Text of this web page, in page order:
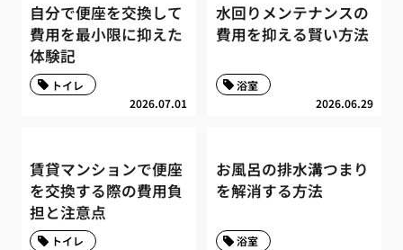
自分で便座を交換して
費用を最小限に抑えた
体験記
2026.07.01
トイレ
水回りメンテナンスの
費用を抑える賢い方法
2026.06.29
浴室
賃貸マンションで便座
を交換する際の費用負
担と注意点
トイレ
お風呂の排水溝つまり
を解消する方法
浴室